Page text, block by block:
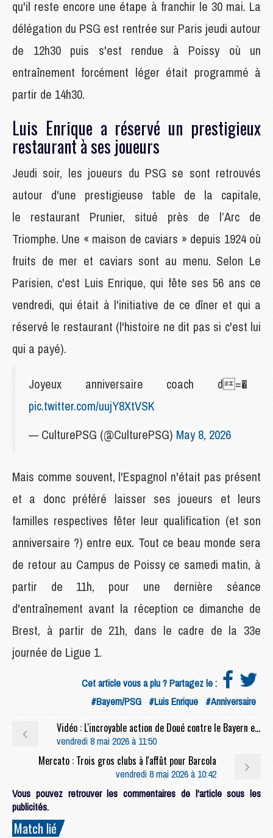
qu'il reste encore une étape à franchir le 30 mai. La
délégation du PSG est rentrée sur Paris jeudi autour
de 12h30 puis s'est rendue à Poissy où un
entraînement forcément léger était programmé à
partir de 14h30.
Luis Enrique a réservé un prestigieux
restaurant à ses joueurs
Jeudi soir, les joueurs du PSG se sont retrouvés
autour d'une prestigieuse table de la capitale,
le restaurant Prunier, situé près de l’Arc de
Triomphe. Une « maison de caviars » depuis 1924 où
fruits de mer et caviars sont au menu. Selon Le
Parisien, c'est Luis Enrique, qui fête ses 56 ans ce
vendredi, qui était à l'initiative de ce dîner et qui a
réservé le restaurant (l'histoire ne dit pas si c'est lui
qui a payé).
Joyeux anniversaire coach d=�
pic.twitter.com/uujY8XtVSK
— CulturePSG (@CulturePSG) May 8, 2026
Mais comme souvent, l'Espagnol n'était pas présent
et a donc préféré laisser ses joueurs et leurs
familles respectives fêter leur qualification (et son
anniversaire ?) entre eux. Tout ce beau monde sera
de retour au Campus de Poissy ce samedi matin, à
partir de 11h, pour une dernière séance
d'entraînement avant la réception ce dimanche de
Brest, à partir de 21h, dans le cadre de la 33e
journée de Ligue 1.
Cet article vous a plu ? Partagez le :
#Bayern/PSG #Luis Enrique #Anniversaire
Vidéo : L'incroyable action de Doué contre le Bayern en gros plan
vendredi 8 mai 2026 à 11:50
Mercato : Trois gros clubs à l'affût pour Barcola
vendredi 8 mai 2026 à 10:42
Vous pouvez retrouver les commentaires de l'article sous les
publicités.
Match lié